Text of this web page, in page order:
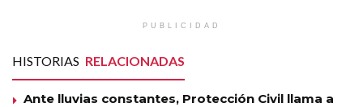
PUBLICIDAD
HISTORIAS RELACIONADAS
Ante lluvias constantes, Protección Civil llama a